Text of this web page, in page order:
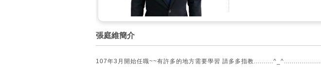
張庭維簡介
107年3月開始任職~~有許多的地方需要學習 請多多指教..........^_^...................